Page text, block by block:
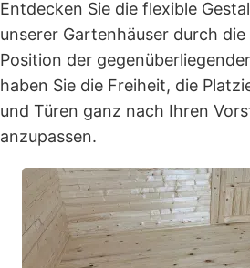
Entdecken Sie die flexible
unserer Gartenhäuser durch
Position der
haben Sie die Freiheit, die
und Türen ganz nach Ihren
anzupassen.